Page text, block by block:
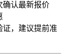
确认最新报价
证，建议提前准